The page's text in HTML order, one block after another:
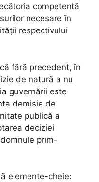
competentă
necesare în
respectivului
fără precedent, în
de natură a nu
guvernării este
demisie de
publică a
deciziei
prim-
elemente-cheie: